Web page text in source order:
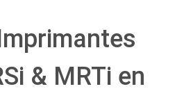
& MRTi en